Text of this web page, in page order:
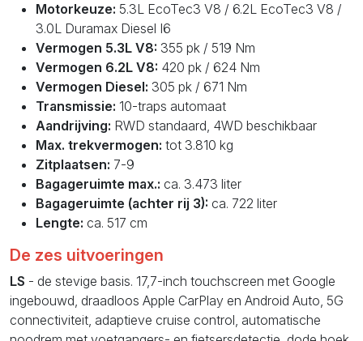
Motorkeuze: 5.3L EcoTec3 V8 / 6.2L EcoTec3 V8 /
3.0L Duramax Diesel I6
Vermogen 5.3L V8: 355 pk / 519 Nm
Vermogen 6.2L V8: 420 pk / 624 Nm
Vermogen Diesel: 305 pk / 671 Nm
Transmissie: 10-traps automaat
Aandrijving: RWD standaard, 4WD beschikbaar
Max. trekvermogen: tot 3.810 kg
Zitplaatsen: 7-9
Bagageruimte max.: ca. 3.473 liter
Bagageruimte (achter rij 3): ca. 722 liter
Lengte: ca. 517 cm
De zes uitvoeringen
LS - de stevige basis. 17,7-inch touchscreen met Google
ingebouwd, draadloos Apple CarPlay en Android Auto, 5G
connectiviteit, adaptieve cruise control, automatische